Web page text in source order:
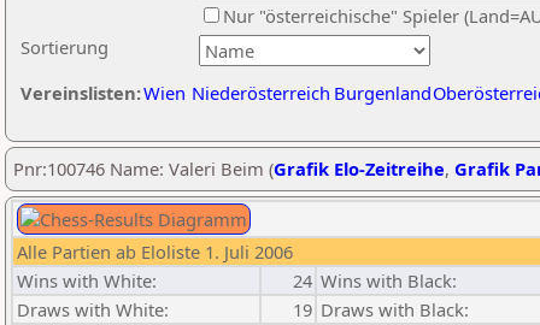
Sortierung
Nur "österreichische" Spieler
Vereinslisten:Wien Niederösterreich Burgenland
Pnr:100746 Name: Valeri Beim (Grafik Elo-Zeitreihe, Grafik
Alle Partien ab Eloliste 1. Juli 2006
Wins with White:
24 Wins with Black:
Draws with White:
19 Draws with Black: